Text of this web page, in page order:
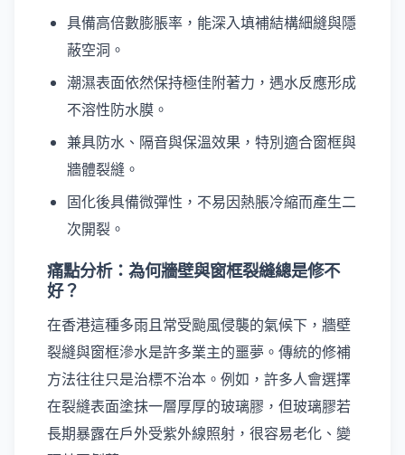
具備高倍數膨脹率，能深入填補結構細縫與隱
蔽空洞。
潮濕表面依然保持極佳附著力，遇水反應形成
不溶性防水膜。
兼具防水、隔音與保溫效果，特別適合窗框與
牆體裂縫。
固化後具備微彈性，不易因熱脹冷縮而產生二
次開裂。
痛點分析：為何牆壁與窗框裂縫總是修不
好？
在香港這種多雨且常受颱風侵襲的氣候下，牆壁
裂縫與窗框滲水是許多業主的噩夢。傳統的修補
方法往往只是治標不治本。例如，許多人會選擇
在裂縫表面塗抹一層厚厚的玻璃膠，但玻璃膠若
長期暴露在戶外受紫外線照射，很容易老化、變